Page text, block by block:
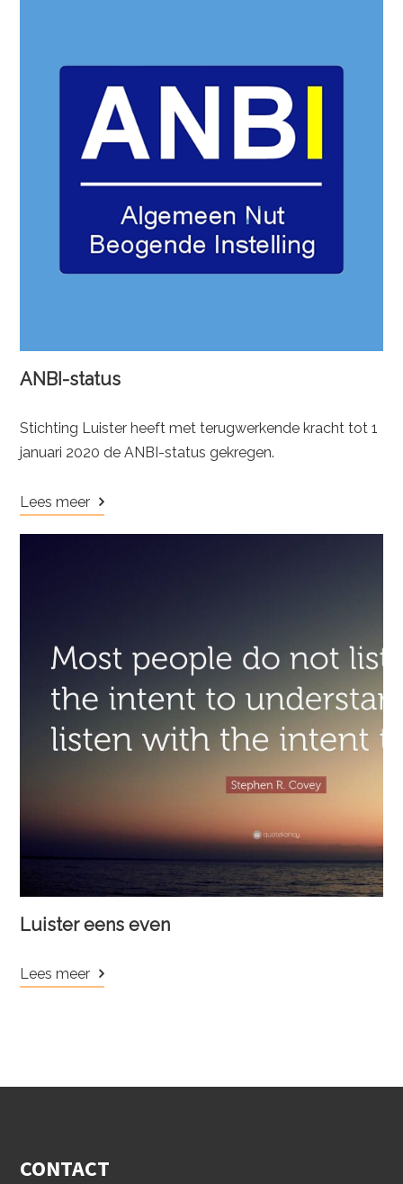
ANBI-status
Stichting Luister heeft met terugwerkende kracht tot 1
januari 2020 de ANBI-status gekregen.
Lees meer
Luister eens even
Lees meer
CONTACT